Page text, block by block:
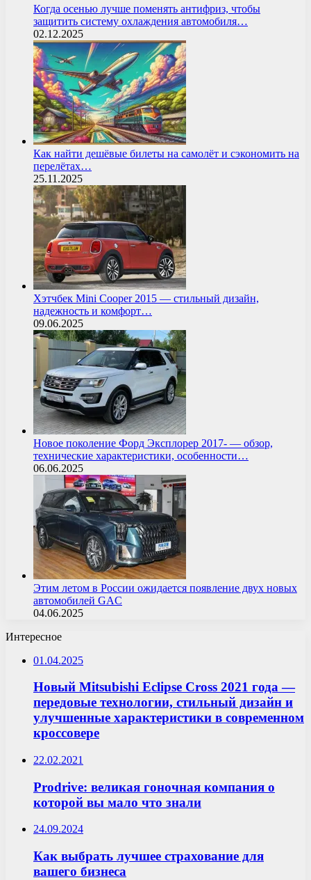
Когда осенью лучше поменять антифриз, чтобы
защитить систему охлаждения автомобиля…
02.12.2025
Как найти дешёвые билеты на самолёт и сэкономить на
перелётах…
25.11.2025
Хэтчбек Mini Cooper 2015 — стильный дизайн,
надежность и комфорт…
09.06.2025
Новое поколение Форд Эксплорер 2017- — обзор,
технические характеристики, особенности…
06.06.2025
Этим летом в России ожидается появление двух новых
автомобилей GAC
04.06.2025
Интересное
01.04.2025
Новый Mitsubishi Eclipse Cross 2021 года —
передовые технологии, стильный дизайн и
улучшенные характеристики в современном
кроссовере
22.02.2021
Prodrive: великая гоночная компания о
которой вы мало что знали
24.09.2024
Как выбрать лучшее страхование для
вашего бизнеса